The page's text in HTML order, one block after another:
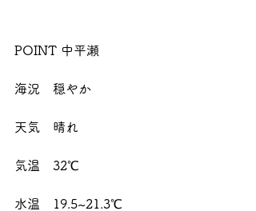
POINT 中平瀬
海況　穏やか
天気　晴れ
気温　32℃
水温　19.5~21.3℃